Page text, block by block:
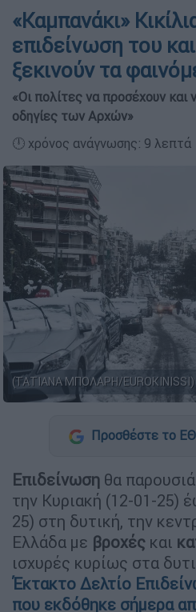
«Καμπανάκι»
επιδείνωση του
ξεκινούν τα
«Οι πολίτες να προσέχουν και
οδηγίες των Αρχών»
🕛 χρόνος ανάγνωσης: 9
(ΤΑΤΙΑΝΑ ΜΠΟΛΑΡΗ/EUROKINISSI)
Προσθέστε το
Επιδείνωση θα
την Κυριακή (12-01-25)
25) στη δυτική, την
Ελλάδα με βροχές και
ισχυρές κυρίως στα
Έκτακτο Δελτίο
που εκδόθηκε σήμερα